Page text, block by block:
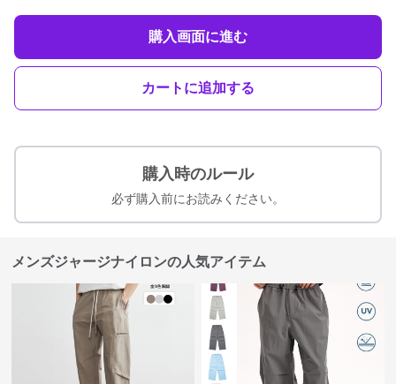
購入画面に進む
カートに追加する
購入時のルール
必ず購入前にお読みください。
メンズジャージナイロンの人気アイテム